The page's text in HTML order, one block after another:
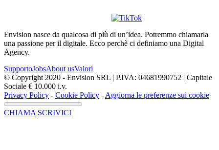
Envision nasce da qualcosa di più di un’idea. Potremmo chiamarla
una passione per il digitale. Ecco perchè ci definiamo una Digital
Agency.
SupportoJobsAbout usValori
© Copyright 2020 - Envision SRL | P.IVA: 04681990752 | Capitale
Sociale € 10.000 i.v.
Privacy Policy - Cookie Policy - Aggiorna le preferenze sui cookie
CHIAMA SCRIVICI